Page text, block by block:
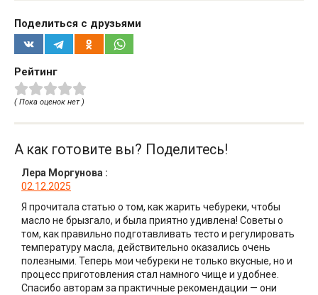
Поделиться с друзьями
Рейтинг
( Пока оценок нет )
А как готовите вы? Поделитесь!
Лера Моргунова :
02.12.2025
Я прочитала статью о том, как жарить чебуреки, чтобы
масло не брызгало, и была приятно удивлена! Советы о
том, как правильно подготавливать тесто и регулировать
температуру масла, действительно оказались очень
полезными. Теперь мои чебуреки не только вкусные, но и
процесс приготовления стал намного чище и удобнее.
Спасибо авторам за практичные рекомендации — они